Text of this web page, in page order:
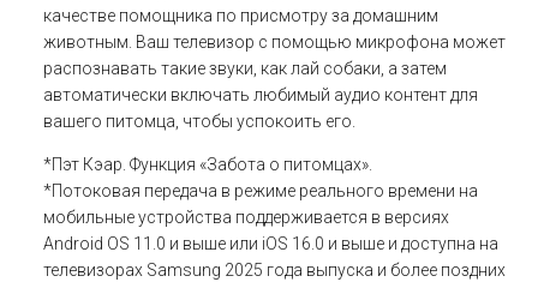
качестве помощника по присмотру за домашним
животным. Ваш телевизор с помощью микрофона может
распознавать такие звуки, как лай собаки, а затем
автоматически включать любимый аудио контент для
вашего питомца, чтобы успокоить его.
*Пэт Кэар. Функция «Забота о питомцах».
*Потоковая передача в режиме реального времени на
мобильные устройства поддерживается в версиях
Android OS 11.0 и выше или iOS 16.0 и выше и доступна на
телевизорах Samsung 2025 года выпуска и более поздних